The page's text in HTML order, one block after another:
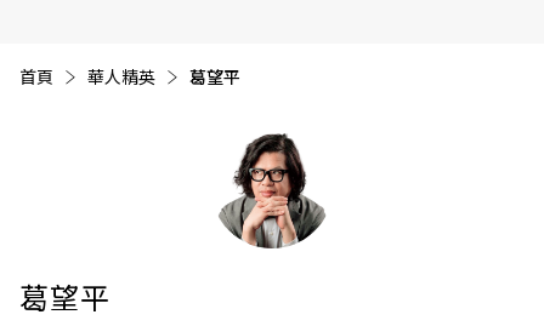
首頁 華人精英 目前頁面：
葛望平
葛望平